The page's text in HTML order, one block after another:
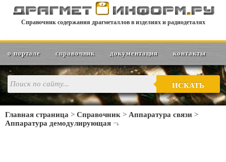
Справочник содержания драгметаллов в изделиях и радиодеталях
о портале справочник документация контакты
ИСКАТЬ
Главная страница > Справочник > Аппаратура связи >
Аппаратура демодулирующая